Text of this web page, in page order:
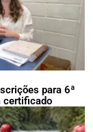
para 6ª
certificado